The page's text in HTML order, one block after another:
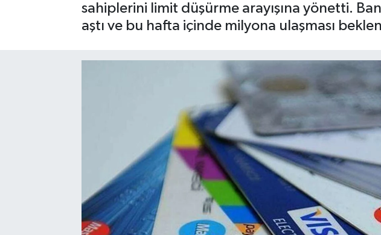
sahiplerini limit düşürme arayışına yönetti.
aştı ve bu hafta içinde milyona ulaşması